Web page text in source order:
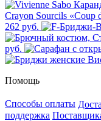
262 руб.
руб.
Помощь
Способы оплаты
поддержка